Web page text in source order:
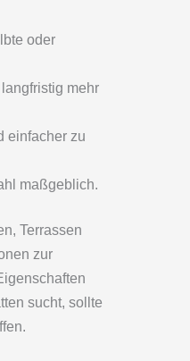
oder
mehr
einfacher zu
maßgeblich.
Terrassen
zur
sucht, sollte